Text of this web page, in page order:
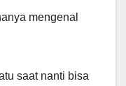
mengenal
saat nanti bisa